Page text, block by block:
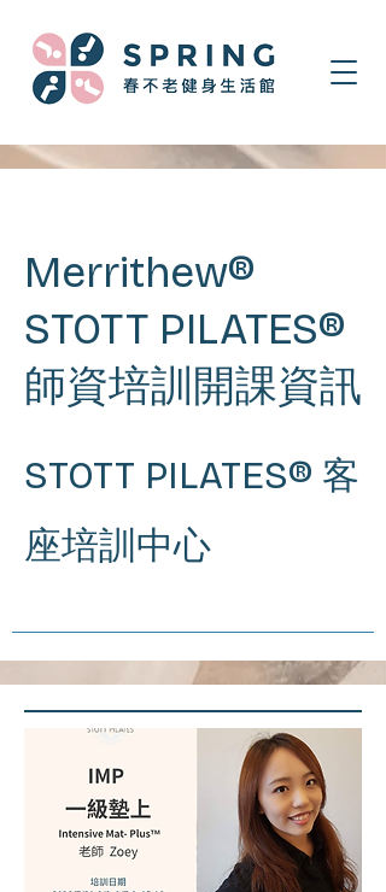
Merrithew®
STOTT PILATES®
師資培訓開課資訊
STOTT PILATES® 客
座培訓中心